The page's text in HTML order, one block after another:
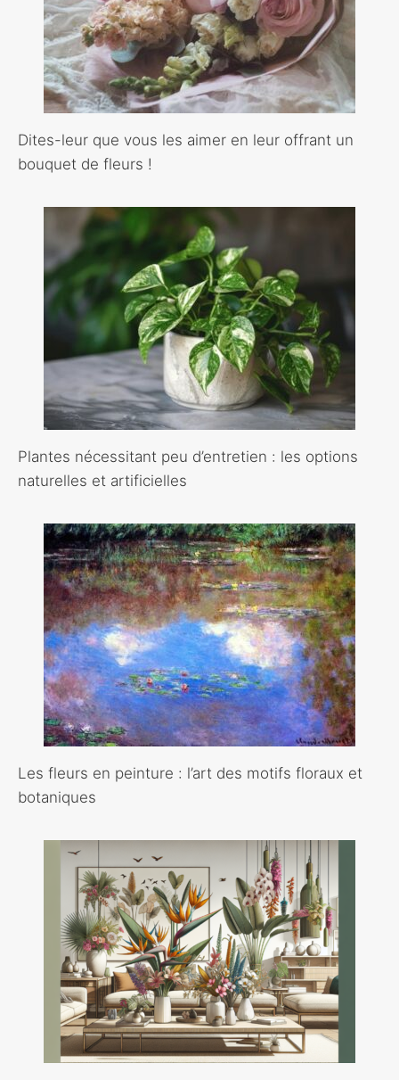
Dites-leur que vous les aimer en leur offrant un
bouquet de fleurs !
Plantes nécessitant peu d’entretien : les options
naturelles et artificielles
Les fleurs en peinture : l’art des motifs floraux et
botaniques